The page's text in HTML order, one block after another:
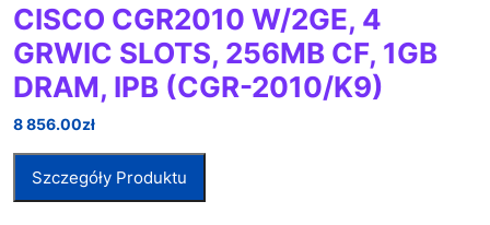
CISCO CGR2010 W/2GE, 4
GRWIC SLOTS, 256MB CF, 1GB
DRAM, IPB (CGR-2010/K9)
8 856.00zł
Szczegóły Produktu